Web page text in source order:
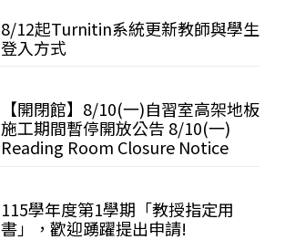
8/12起Turnitin系統更新教師與學生
登入方式
【開閉館】8/10(一)自習室高架地板
施工期間暫停開放公告 8/10(一)
Reading Room Closure Notice
115學年度第1學期「教授指定用
書」，歡迎踴躍提出申請!